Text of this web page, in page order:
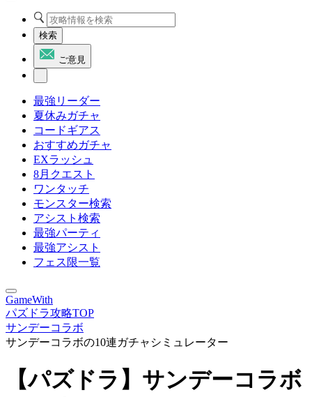
検索
ご意見
最強リーダー
夏休みガチャ
コードギアス
おすすめガチャ
EXラッシュ
8月クエスト
ワンタッチ
モンスター検索
アシスト検索
最強パーティ
最強アシスト
フェス限一覧
GameWith
パズドラ攻略TOP
サンデーコラボ
サンデーコラボの10連ガチャシミュレーター
【パズドラ】サンデーコラボ